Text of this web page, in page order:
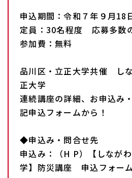
申込期間：令和７年９月18
定員：30名程度 応募多数
参加費：無料
品川区・立正大学共催 し
正大学
連続講座の詳細、お申込み
記申込フォームから！
◆申込み・問合せ先
申込み：（H P）【しなが
学】防災講座 申込フォーム